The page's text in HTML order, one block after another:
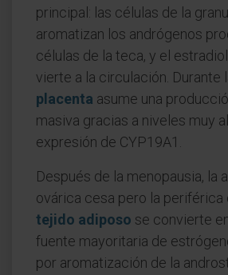
principal: las células de la
aromatizan los andrógenos
células de la teca, y el
vierte a la circulación. Durante
placenta asume una
masiva gracias a niveles muy
expresión de CYP19A1.
Después de la menopausia, la
ovárica cesa pero la periférica
tejido adiposo se convierte
fuente mayoritaria de
por aromatización de la